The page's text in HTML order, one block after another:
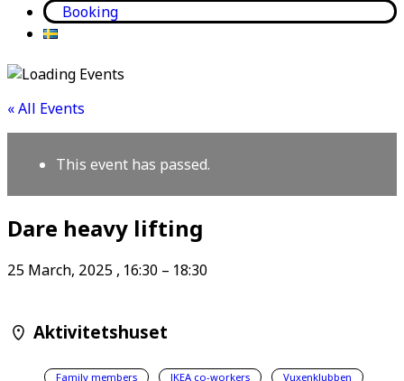
Booking
« All Events
This event has passed.
Dare heavy lifting
25 March, 2025 , 16:30 – 18:30
Aktivitetshuset
Family members IKEA co-workers Vuxenklubben